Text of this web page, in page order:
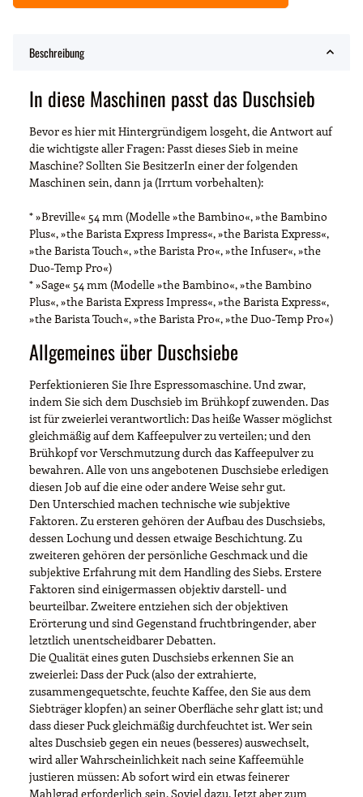
Beschreibung
In diese Maschinen passt das Duschsieb
Bevor es hier mit Hintergründigem losgeht, die Antwort auf
die wichtigste aller Fragen: Passt dieses Sieb in meine
Maschine? Sollten Sie BesitzerIn einer der folgenden
Maschinen sein, dann ja (Irrtum vorbehalten):
* »Breville« 54 mm (Modelle »the Bambino«, »the Bambino
Plus«, »the Barista Express Impress«, »the Barista Express«,
»the Barista Touch«, »the Barista Pro«, »the Infuser«, »the
Duo-Temp Pro«)
* »Sage« 54 mm (Modelle »the Bambino«, »the Bambino
Plus«, »the Barista Express Impress«, »the Barista Express«,
»the Barista Touch«, »the Barista Pro«, »the Duo-Temp Pro«)
Allgemeines über Duschsiebe
Perfektionieren Sie Ihre Espressomaschine. Und zwar,
indem Sie sich dem Duschsieb im Brühkopf zuwenden. Das
ist für zweierlei verantwortlich: Das heiße Wasser möglichst
gleichmäßig auf dem Kaffeepulver zu verteilen; und den
Brühkopf vor Verschmutzung durch das Kaffeepulver zu
bewahren. Alle von uns angebotenen Duschsiebe erledigen
diesen Job auf die eine oder andere Weise sehr gut.
Den Unterschied machen technische wie subjektive
Faktoren. Zu ersteren gehören der Aufbau des Duschsiebs,
dessen Lochung und dessen etwaige Beschichtung. Zu
zweiteren gehören der persönliche Geschmack und die
subjektive Erfahrung mit dem Handling des Siebs. Erstere
Faktoren sind einigermassen objektiv darstell- und
beurteilbar. Zweitere entziehen sich der objektiven
Erörterung und sind Gegenstand fruchtbringender, aber
letztlich unentscheidbarer Debatten.
Die Qualität eines guten Duschsiebs erkennen Sie an
zweierlei: Dass der Puck (also der extrahierte,
zusammengequetschte, feuchte Kaffee, den Sie aus dem
Siebträger klopfen) an seiner Oberfläche sehr glatt ist; und
dass dieser Puck gleichmäßig durchfeuchtet ist. Wer sein
altes Duschsieb gegen ein neues (besseres) auswechselt,
wird aller Wahrscheinlichkeit nach seine Kaffeemühle
justieren müssen: Ab sofort wird ein etwas feinerer
Mahlgrad erforderlich sein. Soviel dazu. Jetzt aber zum